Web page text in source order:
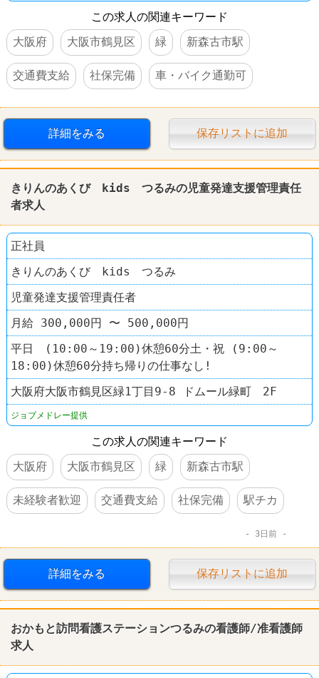
この求人の関連キーワード
大阪府
大阪市鶴見区 緑 新森古市駅
交通費支給 社保完備 車・バイク通勤可
詳細をみる 保存リストに追加
きりんのあくび kids つるみの児童発達支援管理責任
者求人
正社員
きりんのあくび kids つるみ
児童発達支援管理責任者
月給 300,000円 〜 500,000円
平日 (10:00～19:00)休憩60分土・祝 (9:00～
18:00)休憩60分持ち帰りの仕事なし!
大阪府大阪市鶴見区緑1丁目9-8 ドムール緑町 2F
ジョブメドレー提供
この求人の関連キーワード
大阪府
大阪市鶴見区 緑 新森古市駅
未経験者歓迎 交通費支給 社保完備 駅チカ
3日前
詳細をみる 保存リストに追加
おかもと訪問看護ステーションつるみの看護師/准看護師
求人